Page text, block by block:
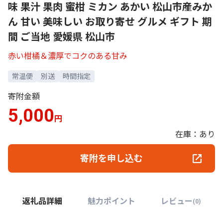
味 果汁 果肉 蜜柑 ミカン あかい 松山市産みか
ん 甘い 美味しい お取り寄せ グルメ ギフト 期
間 ご当地 愛媛県 松山市
赤い柑橘＆濃厚でコクのある甘み
常温便 別送 時間指定
寄附金額
5,000 円
在庫：あり
寄附を申し込む
返礼品詳細 魅力ポイント レビュー (0)